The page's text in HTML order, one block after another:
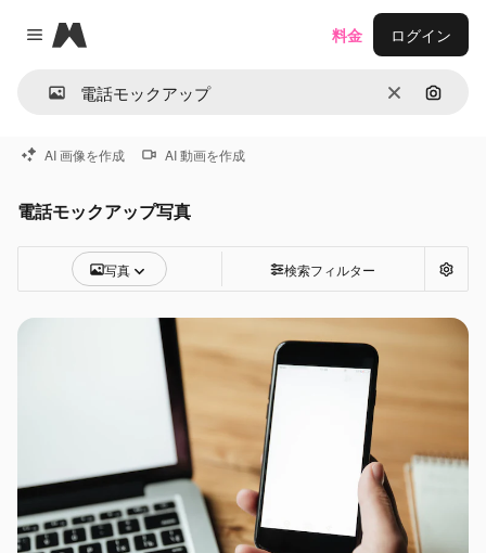
Close menu
Magnific
消去 画像で
料金 ログイン
AI 画像を作成 AI 動画を作成
電話モックアップ写真
写真 検索フィルター